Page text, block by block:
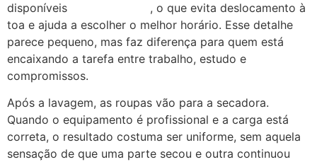
disponíveis
, o que evita deslocamento à
toa e ajuda a escolher o melhor horário. Esse detalhe
parece pequeno, mas faz diferença para quem está
encaixando a tarefa entre trabalho, estudo e
compromissos.
Após a lavagem, as roupas vão para a secadora.
Quando o equipamento é profissional e a carga está
correta, o resultado costuma ser uniforme, sem aquela
sensação de que uma parte secou e outra continuou